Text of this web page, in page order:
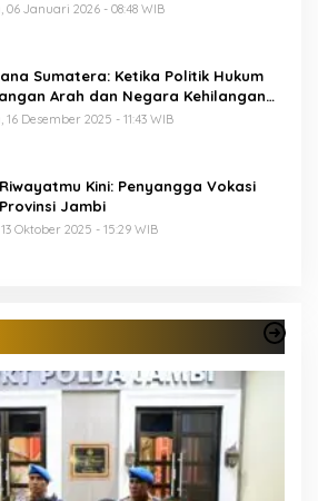
06 Januari 2026 - 08:48 WIB
Sumatera: Ketika Politik Hukum
Arah dan Negara Kehilangan
16 Desember 2025 - 11:43 WIB
Riwayatmu Kini: Penyangga Vokasi
Provinsi Jambi
Oktober 2025 - 15:29 WIB